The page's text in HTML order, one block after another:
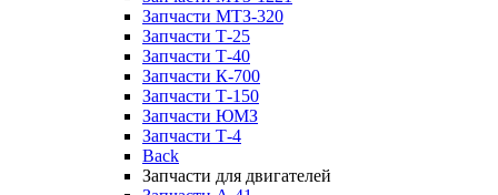
Запчасти МТЗ-320
Запчасти Т-25
Запчасти Т-40
Запчасти К-700
Запчасти Т-150
Запчасти ЮМЗ
Запчасти Т-4
Back
Запчасти для двигателей